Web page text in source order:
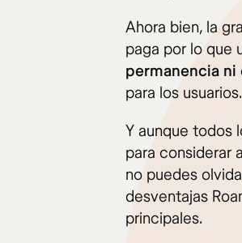
Ahora bien, la
paga por lo que
permanencia ni
para los usuarios.
Y aunque todos
para considerar
no puedes
desventajas
principales.